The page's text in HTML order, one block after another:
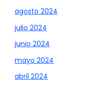
agosto 2024
julio 2024
junio 2024
mayo 2024
abril 2024